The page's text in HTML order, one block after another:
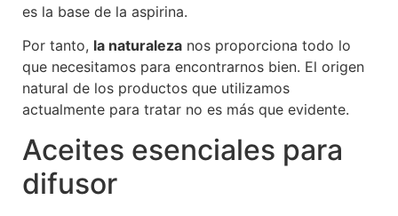
es la base de la aspirina.
Por tanto, la naturaleza nos proporciona todo lo
que necesitamos para encontrarnos bien. El origen
natural de los productos que utilizamos
actualmente para tratar no es más que evidente.
Aceites esenciales para
difusor